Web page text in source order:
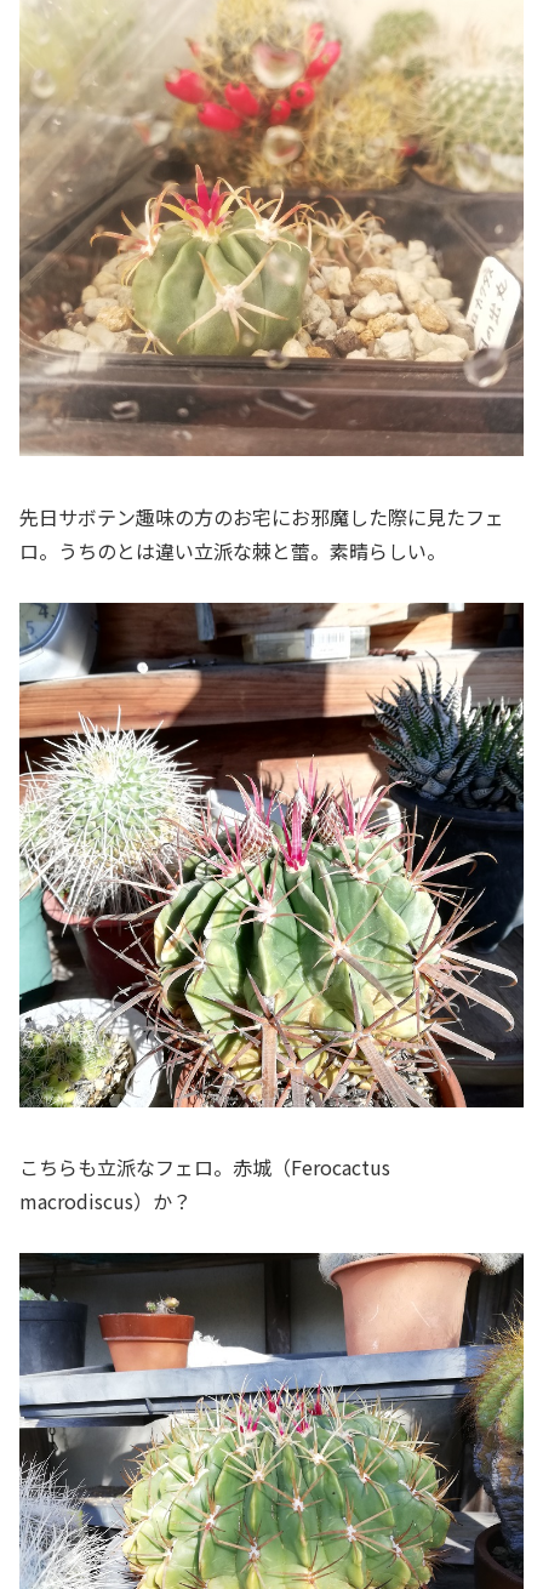
先日サボテン趣味の方のお宅にお邪魔した際に見たフェ
ロ。うちのとは違い立派な棘と蕾。素晴らしい。
こちらも立派なフェロ。赤城（Ferocactus
macrodiscus）か？